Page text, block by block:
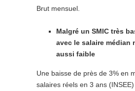
Brut mensuel.
Malgré un SMIC très
avec le salaire médian
aussi faible
Une baisse de près de 3% en
salaires réels en 3 ans